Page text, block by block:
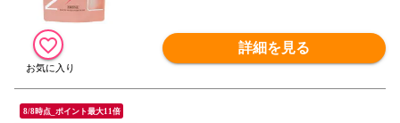
詳細を見る
8/8時点_ポイント最大11倍